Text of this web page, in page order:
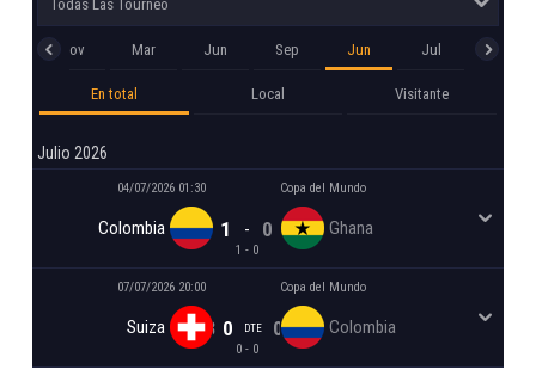
Nov Mar Jun Sep Jun Jul
En total Local Visitante
Julio 2026
04/07/2026 01:30 Copa del Mundo
Colombia 1 - 0
1 - 0
Ghana
07/07/2026 20:00 Copa del Mundo
Suiza
4 DPD 3 0 DTE 0 0 TR 0
0 - 0
Colombia